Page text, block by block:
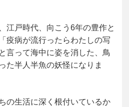
江戸時代、向こう6年の豊作と
疫病が流行ったらわたしの写
言って海中に姿を消した、鳥
た半人半魚の妖怪になりま
の生活に深く根付いているか